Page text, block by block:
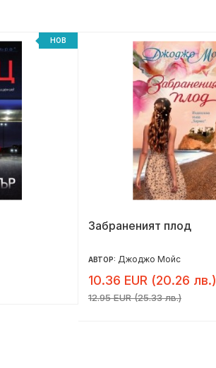
НОВ
Забраненият плод
АВТОР: Джоджо Мойс
10.36 EUR (20.26 лв.)
12.95 EUR (25.33 лв.)